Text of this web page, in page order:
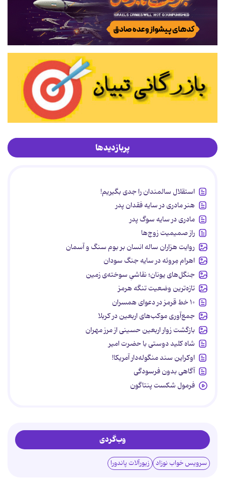
پربازدیدها
استقلال سالمندان را جدی بگیریم!
هنر مادری در سایه‌ فقدان پدر
مادری در سایه سوگ پدر
راز صمیمیت زوج‌ها
روایت هزاران ساله انسان بر بوم سنگ و آسمان
اهرام مِروئه در سایه جنگ سودان
جنگل‌های یونان؛ نقاشیِ سوخته‌ی زمین
تازه‌ترین وضعیت تنگه هرمز
۱۰ خط قرمز در دعوای همسران
جمع‌آوری موکب‌های اربعین در کربلا
بازگشت زوار اربعین حسینی از مرز مهران
شاه کلید دوستی با حضرت امیر
اوکراین سند منگوله‌دار آمریکا!
آگاهی بدون فرسودگی
فرمول شکست پنتاگون
وب‌گردی
سرویس خواب نوزاد زیورآلات پاندورا